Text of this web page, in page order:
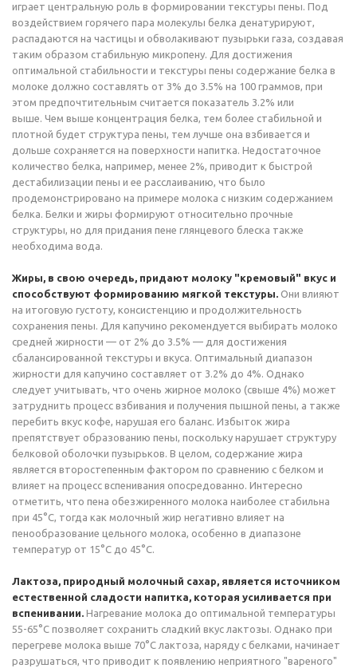
играет центральную роль в формировании текстуры пены. Под
воздействием горячего пара молекулы белка денатурируют,
распадаются на частицы и обволакивают пузырьки газа, создавая
таким образом стабильную микропену. Для достижения
оптимальной стабильности и текстуры пены содержание белка в
молоке должно составлять от 3% до 3.5% на 100 граммов, при
этом предпочтительным считается показатель 3.2% или
выше. Чем выше концентрация белка, тем более стабильной и
плотной будет структура пены, тем лучше она взбивается и
дольше сохраняется на поверхности напитка. Недостаточное
количество белка, например, менее 2%, приводит к быстрой
дестабилизации пены и ее расслаиванию, что было
продемонстрировано на примере молока с низким содержанием
белка. Белки и жиры формируют относительно прочные
структуры, но для придания пене глянцевого блеска также
необходима вода.
Жиры, в свою очередь, придают молоку "кремовый" вкус и
способствуют формированию мягкой текстуры. Они влияют
на итоговую густоту, консистенцию и продолжительность
сохранения пены. Для капучино рекомендуется выбирать молоко
средней жирности — от 2% до 3.5% — для достижения
сбалансированной текстуры и вкуса. Оптимальный диапазон
жирности для капучино составляет от 3.2% до 4%. Однако
следует учитывать, что очень жирное молоко (свыше 4%) может
затруднить процесс взбивания и получения пышной пены, а также
перебить вкус кофе, нарушая его баланс. Избыток жира
препятствует образованию пены, поскольку нарушает структуру
белковой оболочки пузырьков. В целом, содержание жира
является второстепенным фактором по сравнению с белком и
влияет на процесс вспенивания опосредованно. Интересно
отметить, что пена обезжиренного молока наиболее стабильна
при 45°C, тогда как молочный жир негативно влияет на
пенообразование цельного молока, особенно в диапазоне
температур от 15°C до 45°C.
Лактоза, природный молочный сахар, является источником
естественной сладости напитка, которая усиливается при
вспенивании. Нагревание молока до оптимальной температуры
55-65°C позволяет сохранить сладкий вкус лактозы. Однако при
перегреве молока выше 70°C лактоза, наряду с белками, начинает
разрушаться, что приводит к появлению неприятного "вареного"